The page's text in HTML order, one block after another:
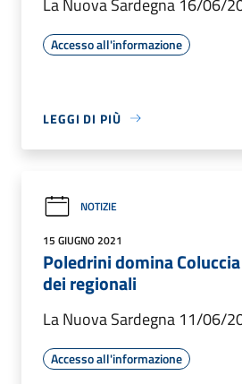
Accesso all'informazione
LEGGI DI PIÙ
NOTIZIE
15 GIUGNO 2021
Poledrini domina
dei regionali
La Nuova Sardegna 11/06/
Accesso all'informazione